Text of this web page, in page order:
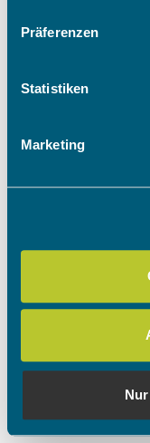
können
bestimmten
Erfahren Sie mehr
zu können und die
analysieren.
Verwendung
Partner führen
weiteren Daten
haben oder die sie
gesammelt haben.
Präferenzen
Statistiken
Marketing